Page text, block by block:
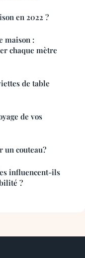
en 2022 ?
maison :
chaque mètre
de table
de vos
un couteau?
influencent-ils
?